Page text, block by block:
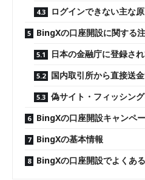
ログインできない主な
BingXの口座開設に関する
日本の金融庁に登録さ
国内取引所から直接送
偽サイト・フィッシン
BingXの口座開設キャンペ
BingXの基本情報
BingXの口座開設でよくあ